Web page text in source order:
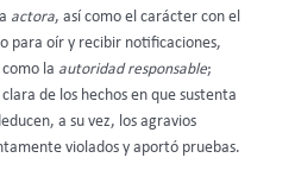
actora, así como el carácter con el
para oír y recibir notificaciones,
la autoridad responsable;
de los hechos en que sustenta
a su vez, los agravios
violados y aportó pruebas.